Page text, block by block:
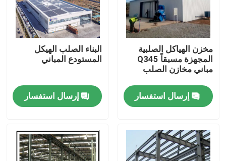
المنزل
المنتجات
مخزن الهياكل الصلبية
المجهزة مسبقاً Q345
مباني مخازن الصلب
إرسال استفسار
البناء الصلب الهيكل
المستودع المباني
إرسال استفسار